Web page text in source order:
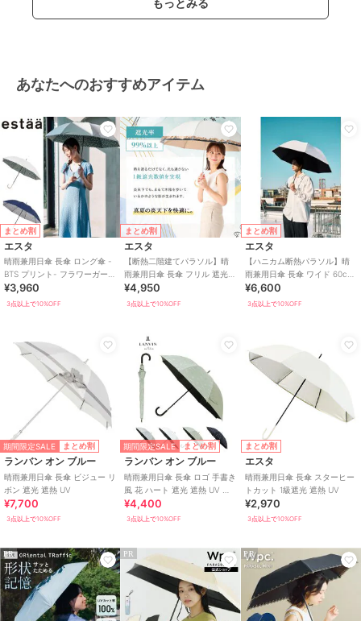
もっとみる
あなたへのおすすめアイテム
まとめ割
エスタ
晴雨兼用日傘 長傘 ロング傘 -
BTS プリント- フラワーガーデ
ン 遮光率100％ 遮熱 UV
¥3,960
3点以上で10%OFF
まとめ割
エスタ
【断熱二階建てパラソル】晴
雨兼用日傘 長傘 フリル 遮光
遮熱 UV
¥4,950
3点以上で10%OFF
まとめ割
エスタ
【ハニカム断熱パラソル】晴
雨兼用日傘 長傘 ワイド 60cm
遮光 遮熱 UV
¥6,600
3点以上で10%OFF
期間限定SALE まとめ割
ランバン オン ブルー
晴雨兼用日傘 長傘 ビジュー リ
ボン 遮光 遮熱 UV
¥7,700
3点以上で10%OFF
期間限定SALE まとめ割
ランバン オン ブルー
晴雨兼用日傘 長傘 ロゴ 手書き
風 花 ハート 遮光 遮熱 UV 軽
量
¥4,400
3点以上で10%OFF
まとめ割
エスタ
晴雨兼用日傘 長傘 スターヒー
トカット 1級遮光 遮熱 UV
¥2,970
3点以上で10%OFF
PR PR PR